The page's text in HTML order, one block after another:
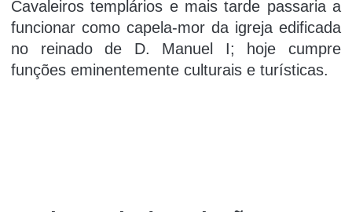
Cavaleiros templários e mais tarde passaria a
funcionar como capela-mor da igreja edificada
no reinado de D. Manuel I; hoje cumpre
funções eminentemente culturais e turí­sticas.